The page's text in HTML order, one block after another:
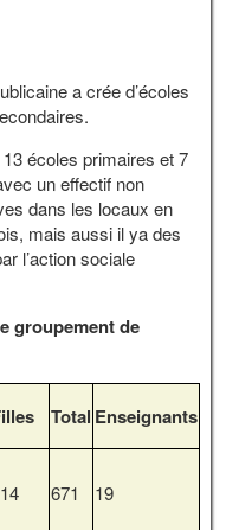
a crée d’écoles
écoles primaires et 7
un effectif non
dans les locaux en
mais aussi il ya des
l’action sociale
groupement de
Total Enseignants
671 19